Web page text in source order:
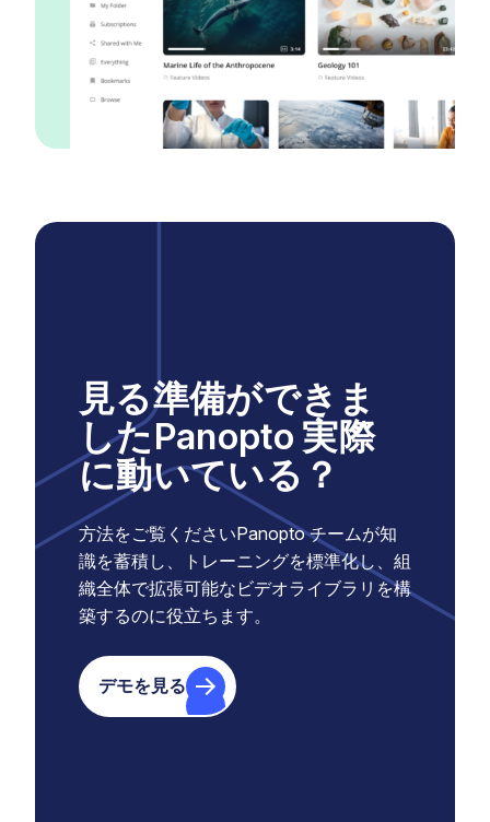
見る準備ができま
したPanopto 実際
に動いている？
方法をご覧くださいPanopto チームが知
識を蓄積し、トレーニングを標準化し、組
織全体で拡張可能なビデオライブラリを構
築するのに役立ちます。
デモを見る